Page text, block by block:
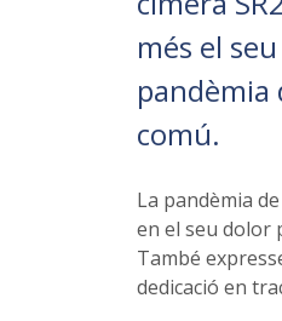
més el
pandèmia
comú.
La pandèmia
en el seu dolor
També
dedicació en